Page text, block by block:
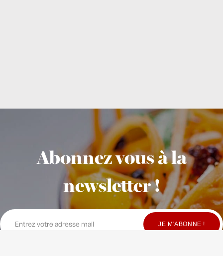
Abonnez vous à la
newsletter !